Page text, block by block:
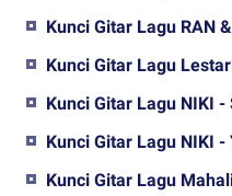
Kunci Gitar Lagu RAN
Kunci Gitar Lagu
Kunci Gitar Lagu NIKI -
Kunci Gitar Lagu NIKI
Kunci Gitar Lagu